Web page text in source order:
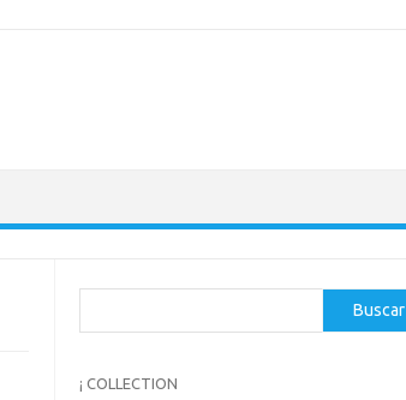
a
Buscar
¡ COLLECTION